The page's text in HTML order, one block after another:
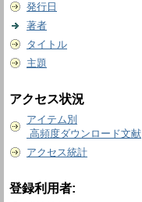
発行日
著者
タイトル
主題
アクセス状況
アイテム別
高頻度ダウンロード文献
アクセス統計
登録利用者: